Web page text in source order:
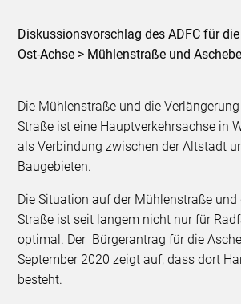
Diskussionsvorschlag des ADFC für
Ost-Achse > Mühlenstraße und
Die Mühlenstraße und die
Straße ist eine Hauptverkehrsachse in
als Verbindung zwischen der Altstadt
Baugebieten.
Die Situation auf der Mühlenstraße und
Straße ist seit langem nicht nur für
optimal. Der Bürgerantrag für die
September 2020 zeigt auf, dass dort
besteht.